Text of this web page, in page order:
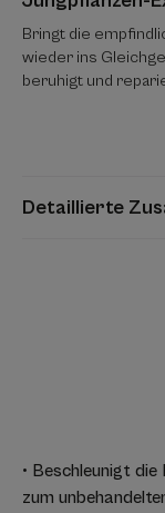
Detaillierte
Bringt die
wieder ins
beruhigt und
• Beschleunigt
zum